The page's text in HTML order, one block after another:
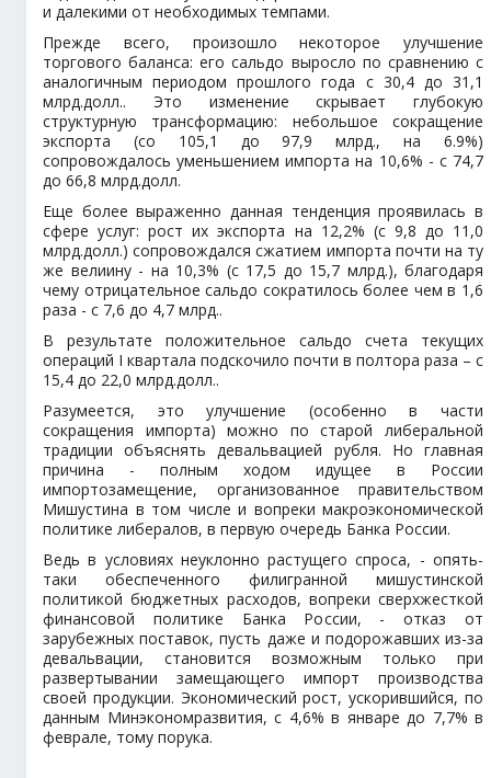
и далекими от необходимых темпами.
Прежде всего, произошло некоторое улучшение
торгового баланса: его сальдо выросло по сравнению с
аналогичным периодом прошлого года с 30,4 до 31,1
млрд.долл.. Это изменение скрывает глубокую
структурную трансформацию: небольшое сокращение
экспорта (со 105,1 до 97,9 млрд., на 6.9%)
сопровождалось уменьшением импорта на 10,6% - с 74,7
до 66,8 млрд.долл.
Еще более выраженно данная тенденция проявилась в
сфере услуг: рост их экспорта на 12,2% (с 9,8 до 11,0
млрд.долл.) сопровождался сжатием импорта почти на ту
же велиину - на 10,3% (с 17,5 до 15,7 млрд.), благодаря
чему отрицательное сальдо сократилось более чем в 1,6
раза - с 7,6 до 4,7 млрд..
В результате положительное сальдо счета текущих
операций I квартала подскочило почти в полтора раза – с
15,4 до 22,0 млрд.долл..
Разумеется, это улучшение (особенно в части
сокращения импорта) можно по старой либеральной
традиции объяснять девальвацией рубля. Но главная
причина - полным ходом идущее в России
импортозамещение, организованное правительством
Мишустина в том числе и вопреки макроэкономической
политике либералов, в первую очередь Банка России.
Ведь в условиях неуклонно растущего спроса, - опять-
таки обеспеченного филигранной мишустинской
политикой бюджетных расходов, вопреки сверхжесткой
финансовой политике Банка России, - отказ от
зарубежных поставок, пусть даже и подорожавших из-за
девальвации, становится возможным только при
развертывании замещающего импорт производства
своей продукции. Экономический рост, ускорившийся, по
данным Минэкономразвития, с 4,6% в январе до 7,7% в
феврале, тому порука.